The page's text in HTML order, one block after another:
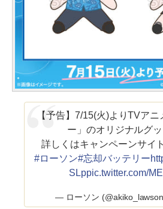
【予告】7/15(火)よりTVア
ー」のオリジナルグ
詳しくはキャンペーンサイ
#ローソン#忘却バッテリー
SLppic.twitter.com/
— ローソン